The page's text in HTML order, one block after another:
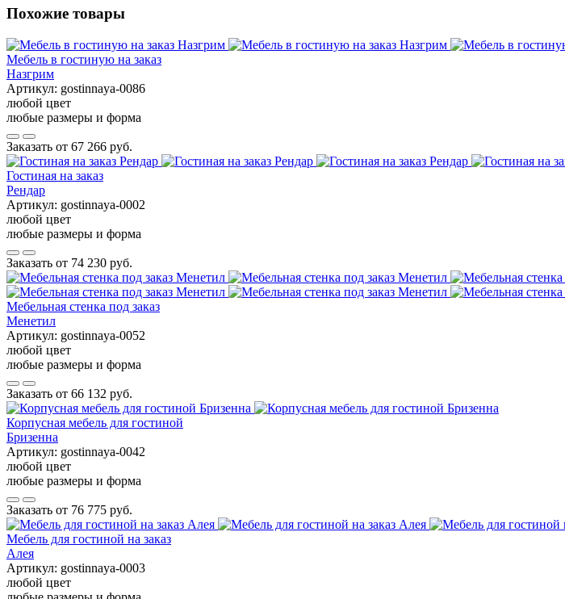
Похожие товары
Мебель в гостиную на заказ
Назгрим
Артикул: gostinnaya-0086
любой цвет
любые размеры и форма
Заказать от 67 266 руб.
Гостиная на заказ
Рендар
Артикул: gostinnaya-0002
любой цвет
любые размеры и форма
Заказать от 74 230 руб.
Мебельная стенка под заказ
Менетил
Артикул: gostinnaya-0052
любой цвет
любые размеры и форма
Заказать от 66 132 руб.
Корпусная мебель для гостиной
Бризенна
Артикул: gostinnaya-0042
любой цвет
любые размеры и форма
Заказать от 76 775 руб.
Мебель для гостиной на заказ
Алея
Артикул: gostinnaya-0003
любой цвет